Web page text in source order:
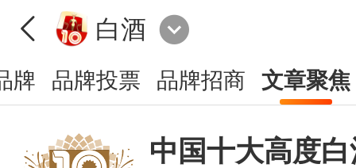
白酒
牌 品牌投票 品牌招商 文章聚焦
中国十大高度